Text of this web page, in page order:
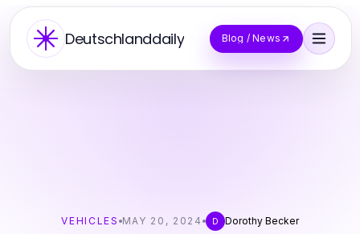
Deutschlanddaily Blog / News
VEHICLES MAY 20, 2024 D Dorothy Becker